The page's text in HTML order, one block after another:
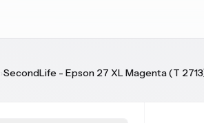
›SecondLife - Epson 27 XL Magenta (T